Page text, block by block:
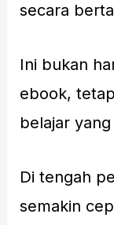
secara
Ini bukan
ebook,
belajar
Di tengah
semakin